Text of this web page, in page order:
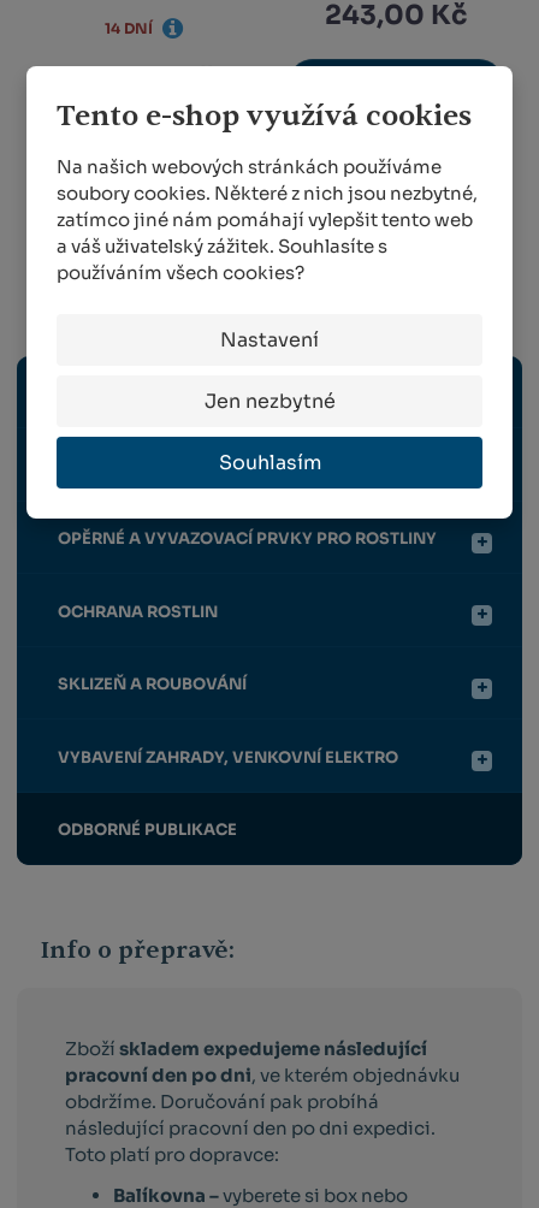
Tento e-shop využívá cookies
Na našich webových stránkách používáme
soubory cookies. Některé z nich jsou nezbytné,
zatímco jiné nám pomáhají vylepšit tento web
a váš uživatelský zážitek. Souhlasíte s
používáním všech cookies?
Nastavení
Jen nezbytné
Souhlasím
14 DNÍ 243,00 Kč
1 2
ZAHRADNÍ NÁŘADÍ
VÝSADBA A VÝŽIVA ROSTLIN
OPĚRNÉ A VYVAZOVACÍ PRVKY PRO ROSTLINY
OCHRANA ROSTLIN
SKLIZEŇ A ROUBOVÁNÍ
VYBAVENÍ ZAHRADY, VENKOVNÍ ELEKTRO
ODBORNÉ PUBLIKACE
Info o přepravě:
Zbožískladem expedujeme následující
pracovní den po dni, ve kterém objednávku
obdržíme. Doručování pak probíhá
následující pracovní den po dni expedici.
Toto platí pro dopravce:
Balíkovna –vyberete si box nebo